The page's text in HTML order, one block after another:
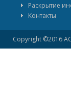
Раскрытие
Контакты
Copyright ©2016